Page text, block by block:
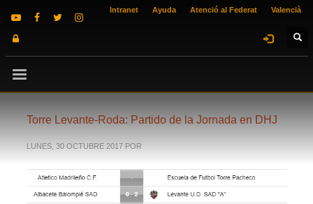
Intranet Ayuda Atenció al Federat Valencià
Torre Levante-Roda: Partido de la Jornada en DHJ
LUNES, 30 OCTUBRE 2017 POR